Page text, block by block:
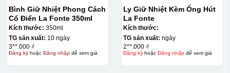
Ưu, nhược điểm của in Decal trượt nước
trên gốm sứ
Ưu điểm
Nhược điểm
Bình Giữ Nhiệt Phong Cách
Cổ Điển La Fonte 350ml
Kích thước: 350ml
TG sản xuất: 10 ngày
3**.000 ₫
Đăng kýhoặc Đăng nhậpđể xem giá
Ly Giữ Nhiệt Kèm Ống Hút
La Fonte
Kích thước:
TG sản xuất: ngày
2**.000 ₫
Đăng kýhoặc Đăng nhậpđể xem giá